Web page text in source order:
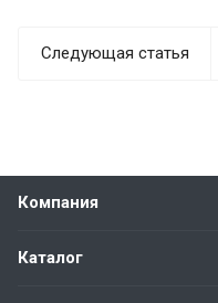
Следующая статья
Компания
Каталог